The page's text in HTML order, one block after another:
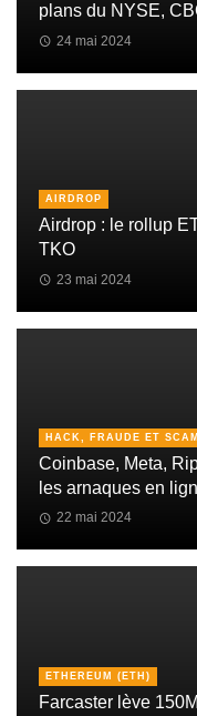
plans du NYSE,
24 mai 2024
AIRDROP
Airdrop : le rollup
TKO
23 mai 2024
HACK, FRAUDE ET SCAM
Coinbase, Meta,
les arnaques en
22 mai 2024
ETHEREUM (ETH)
Farcaster lève